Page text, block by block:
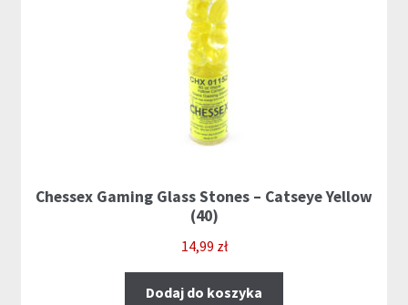
Chessex Gaming Glass Stones – Catseye Yellow
(40)
14,99 zł
Dodaj do koszyka